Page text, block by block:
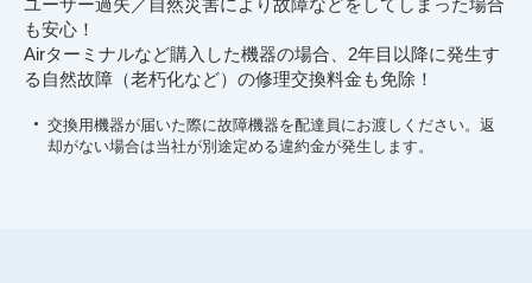
も安心！
Airターミナルなど購入した機器の場合、2年目以降に発生す
る自然故障（老朽化など）の修理交換料金も免除！
交換用機器が届いた際に故障機器を配達員にお渡しください。返
却がない場合は当社が別途定める違約金が発生します。